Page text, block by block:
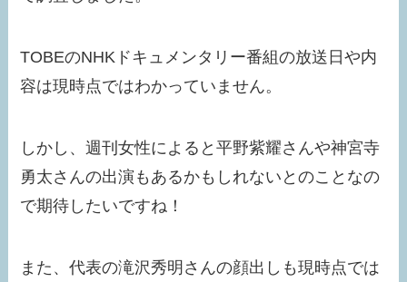
TOBEのNHKドキュメンタリー番組の放送日や内
容は現時点ではわかっていません。
しかし、週刊女性によると平野紫耀さんや神宮寺
勇太さんの出演もあるかもしれないとのことなの
で期待したいですね！
また、代表の滝沢秀明さんの顔出しも現時点では